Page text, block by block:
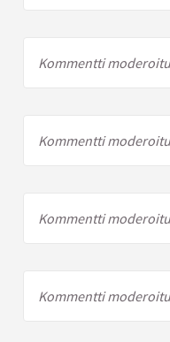
Kommentti
Kommentti
Kommentti
Kommentti